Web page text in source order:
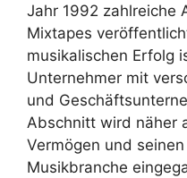
Jahr 1992 zahlreiche
Mixtapes
musikalischen Erfolg
Unternehmer mit
und
Abschnitt wird näher
Vermögen und
Musikbranche